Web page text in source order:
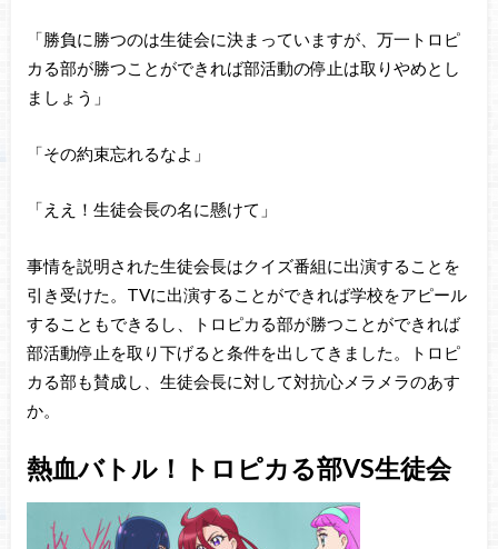
「勝負に勝つのは生徒会に決まっていますが、万一トロピ
カる部が勝つことができれば部活動の停止は取りやめとし
ましょう」
「その約束忘れるなよ」
「ええ！生徒会長の名に懸けて」
事情を説明された生徒会長はクイズ番組に出演することを
引き受けた。TVに出演することができれば学校をアピール
することもできるし、トロピカる部が勝つことができれば
部活動停止を取り下げると条件を出してきました。トロピ
カる部も賛成し、生徒会長に対して対抗心メラメラのあす
か。
熱血バトル！トロピカる部VS生徒会